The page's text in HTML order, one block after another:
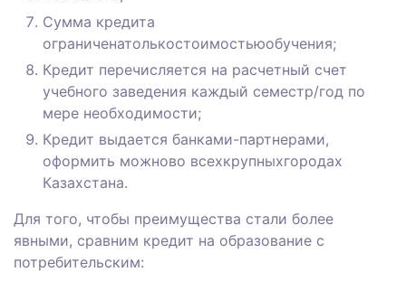
Сумма кредита
ограниченатолькостоимостьюобучения;
Кредит перечисляется на расчетный счет
учебного заведения каждый семестр/год по
мере необходимости;
Кредит выдается банками-партнерами,
оформить можново всехкрупныхгородах
Казахстана.
Для того, чтобы преимущества стали более
явными, сравним кредит на образование с
потребительским: